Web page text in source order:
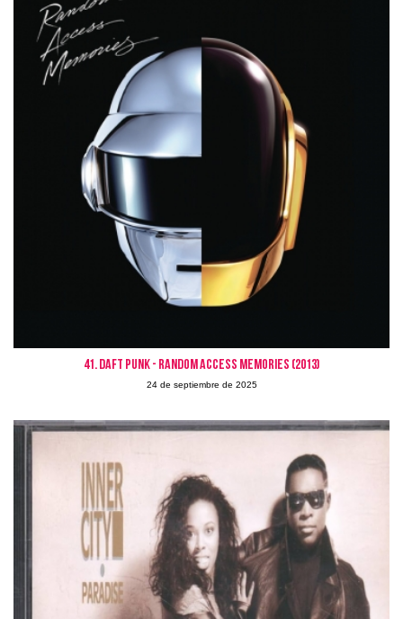
41. DAFT PUNK - RANDOM ACCESS MEMORIES (2013)
24 de septiembre de 2025